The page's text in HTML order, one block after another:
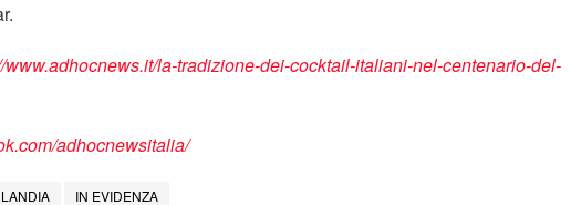
www.adhocnews.it/la-tradizione-dei-cocktail-italiani-nel-centenario-del-
adhocnewsitalia/
IN EVIDENZA